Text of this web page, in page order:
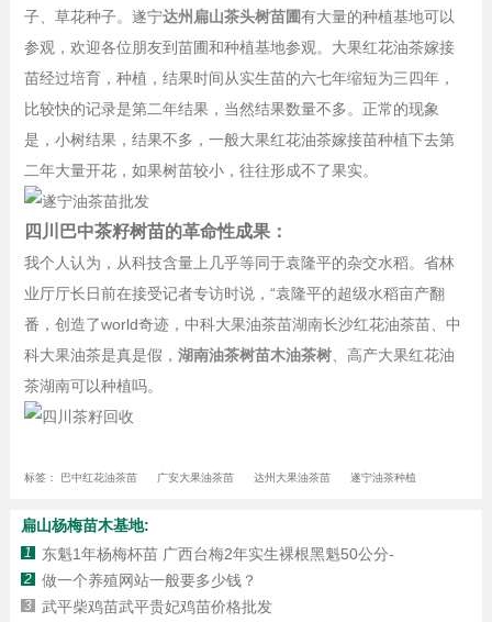
子、草花种子。遂宁达州扁山茶头树苗圃有大量的种植基地可以
参观，欢迎各位朋友到苗圃和种植基地参观。大果红花油茶嫁接
苗经过培育，种植，结果时间从实生苗的六七年缩短为三四年，
比较快的记录是第二年结果，当然结果数量不多。正常的现象
是，小树结果，结果不多，一般大果红花油茶嫁接苗种植下去第
二年大量开花，如果树苗较小，往往形成不了果实。
四川巴中茶籽树苗的革命性成果：
我个人认为，从科技含量上几乎等同于袁隆平的杂交水稻。省林
业厅厅长日前在接受记者专访时说，“袁隆平的超级水稻亩产翻
番，创造了world奇迹，中科大果油茶苗湖南长沙红花油茶苗、中
科大果油茶是真是假， 湖南油茶树苗木油茶树、高产大果红花油
茶湖南可以种植吗。
标签： 巴中红花油茶苗 广安大果油茶苗 达州大果油茶苗 遂宁油茶种植
扁山杨梅苗木基地:
1 东魁1年杨梅杯苗 广西台梅2年实生裸根黑魁50公分-
2 做一个养殖网站一般要多少钱？
3 武平柴鸡苗武平贵妃鸡苗价格批发